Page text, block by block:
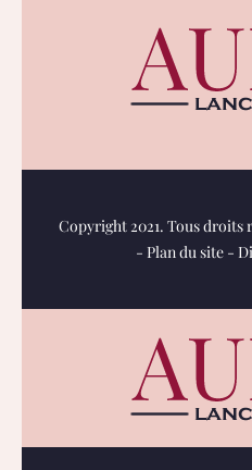
Copyright 2021. Tous droits
- Plan du site-